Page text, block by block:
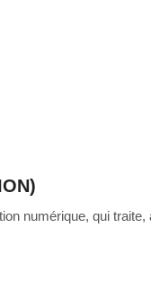
numérique, qui